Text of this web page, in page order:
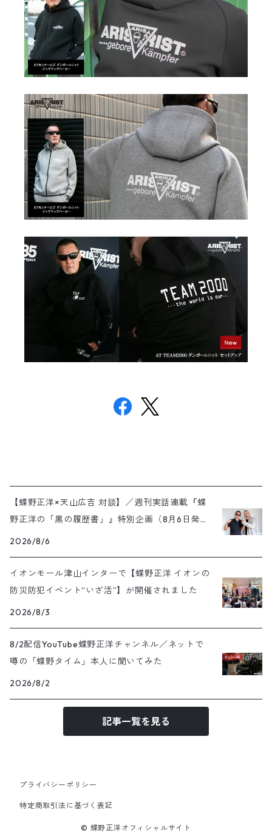
【蝶野正洋×天山広吉 対談】／週刊実話連載『蝶
野正洋の「黒の履歴書」』特別企画（8月6日発売
号）
2026/8/6
イオンモール津山インターで【蝶野正洋 イオンの
防災防犯イベント“いざ活”】が開催されました
2026/8/3
8/2配信YouTube蝶野正洋チャンネル／ネットで
噂の「蝶野タイム」本人に聞いてみた
2026/8/2
記事一覧を見る
プライバシーポリシー
特定商取引法に基づく表記
© 蝶野正洋オフィシャルサイト